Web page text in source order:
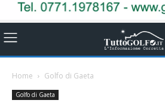
Home Golfo di Gaeta
Golfo di Gaeta